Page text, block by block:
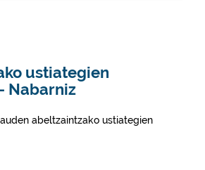
ustiategien
Nabarniz
abeltzaintzako ustiategien